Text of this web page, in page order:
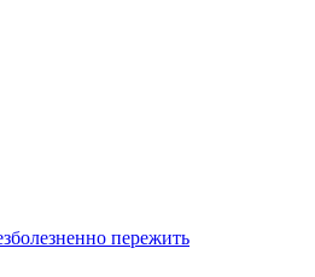
пережить